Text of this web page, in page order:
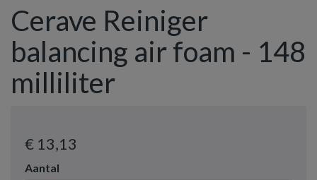
Cerave Reiniger
balancing air foam - 148
milliliter
€ 13,13
Aantal